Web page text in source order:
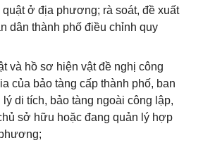
ở địa phương; rà soát, đề xuất
dân thành phố điều chỉnh quy
và hồ sơ hiện vật đề nghị công
của bảo tàng cấp thành phố, ban
lý di tích, bảo tàng ngoài công lập,
sở hữu hoặc đang quản lý hợp